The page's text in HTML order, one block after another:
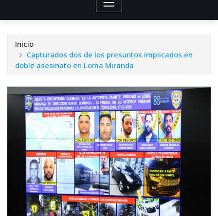
Inicio
Capturados dos de los presuntos implicados en
doble asesinato en Loma Miranda